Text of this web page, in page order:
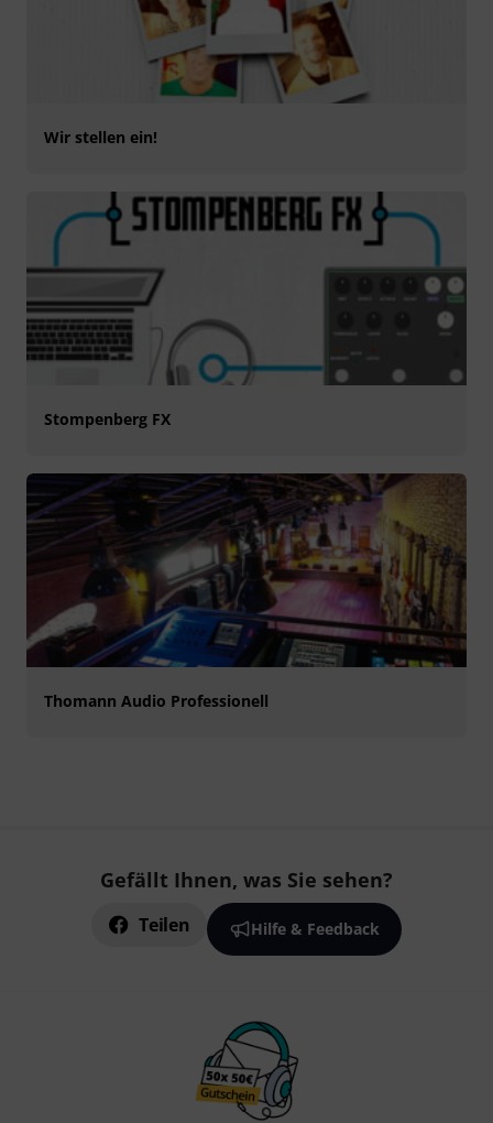
Wir stellen ein!
Stompenberg FX
Thomann Audio Professionell
Gefällt Ihnen, was Sie sehen?
Teilen Hilfe & Feedback